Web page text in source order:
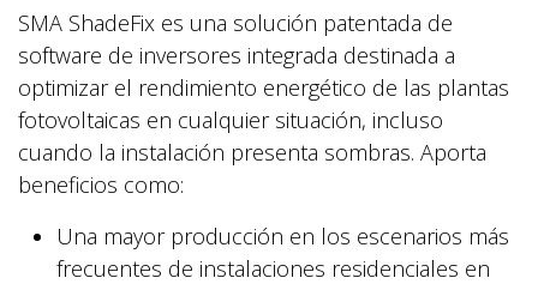
SMA ShadeFix es una solución patentada de
software de inversores integrada destinada a
optimizar el rendimiento energético de las plantas
fotovoltaicas en cualquier situación, incluso
cuando la instalación presenta sombras. Aporta
beneficios como:
Una mayor producción en los escenarios más
frecuentes de instalaciones residenciales en